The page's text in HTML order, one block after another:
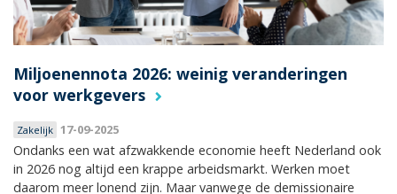
Miljoenennota 2026: weinig veranderingen
voor werkgevers
Zakelijk 17-09-2025
Ondanks een wat afzwakkende economie heeft Nederland ook
in 2026 nog altijd een krappe arbeidsmarkt. Werken moet
daarom meer lonend zijn. Maar vanwege de demissionaire